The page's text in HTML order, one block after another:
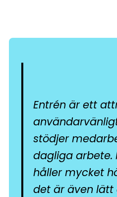
Entrén är ett
stödjer
dagliga arbete.
håller mycket
det är även